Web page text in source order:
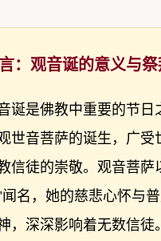
：观音诞的意义与
诞是佛教中重要的节日
世音菩萨的诞生，广受
信徒的崇敬。观音菩萨
名，她的慈悲心怀与
，深深影响着无数信徒